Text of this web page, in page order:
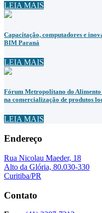
LEIA MAIS
Capacitação, computadores e
BIM Paraná
LEIA MAIS
Fórum Metropolitano do Alimento
na comercialização de produtos
LEIA MAIS
Endereço
Rua Nicolau Maeder, 18
Alto da Glória, 80.030-330
Curitiba/PR
Contato